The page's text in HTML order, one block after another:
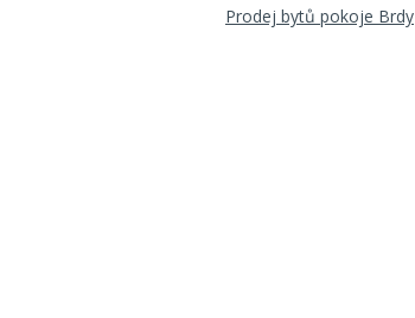
Prodej bytů pokoje Brdy